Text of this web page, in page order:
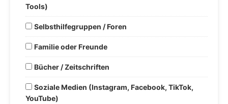
Tools)
Selbsthilfegruppen / Foren
Familie oder Freunde
Bücher / Zeitschriften
Soziale Medien (Instagram, Facebook, TikTok,
YouTube)